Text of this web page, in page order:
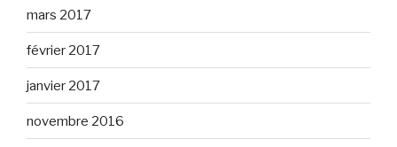
mars 2017
février 2017
janvier 2017
novembre 2016